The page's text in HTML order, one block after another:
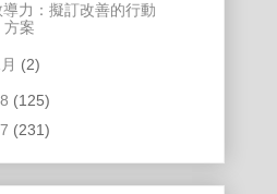
導力：擬訂改善的行動
方案
(2)
(125)
(231)